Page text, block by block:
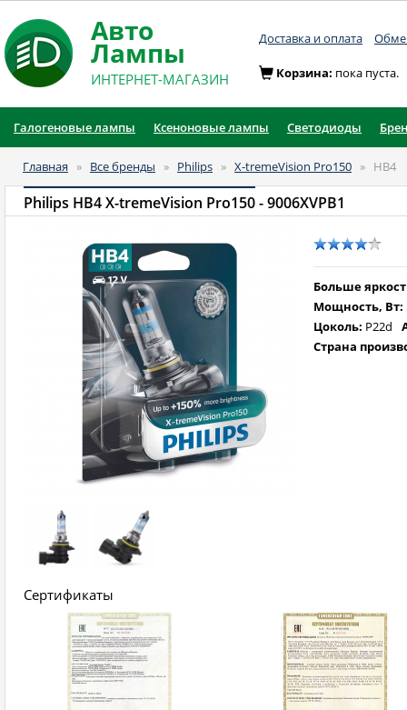
Авто
Лампы
ИНТЕРНЕТ-МАГАЗИН
Доставка и оплата
Корзина: пока пуста.
Галогеновые лампы Ксеноновые лампы Светодиоды
Главная » Все бренды » Philips » X-tremeVision Pro150 » HB4
Philips HB4 X-tremeVision Pro150- 9006XVPB1
Больше
Мощность, Вт:
Цоколь: P22d
Страна
Сертификаты